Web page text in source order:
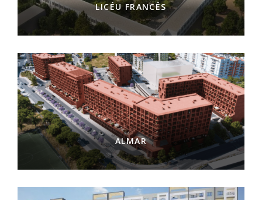
LICÉU FRANCÊS
ALMAR